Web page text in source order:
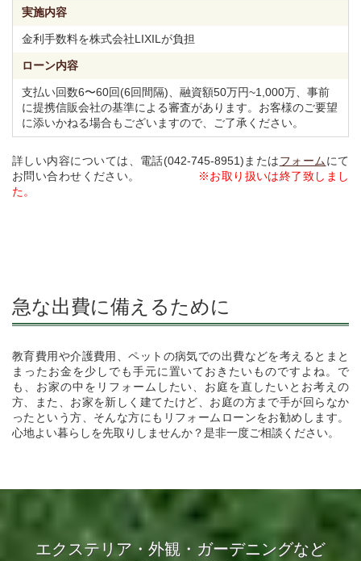
実施内容
金利手数料を株式会社LIXILが負担
ローン内容
支払い回数6〜60回(6回間隔)、融資額50万円~1,000万、事前
に提携信販会社の基準による審査があります。お客様のご要望
に添いかねる場合もございますので、ご了承ください。
詳しい内容については、電話(042-745-8951)またはフォーム にて
お問い合わせください。
※お取り扱いは終了致しまし
た。
急な出費に備えるために
教育費用や介護費用、ペットの病気での出費などを考えるとまと
まったお金を少しでも手元に置いておきたいものですよね。で
も、お家の中をリフォームしたい、お庭を直したいとお考えの
方、また、お家を新しく建てたけど、お庭の方まで手が回らなか
ったという方、そんな方にもリフォームローンをお勧めします。
心地よい暮らしを先取りしませんか？是非一度ご相談ください。
エクステリア・外観・ガーデニングなど